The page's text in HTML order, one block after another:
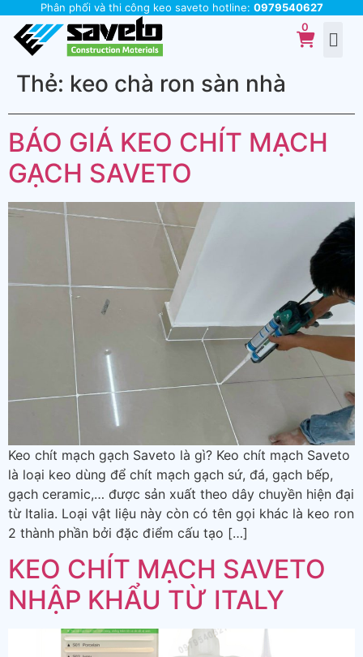
Phân phối và thi công keo saveto hotline: 0979540627
Thẻ: keo chà ron sàn nhà
BÁO GIÁ KEO CHÍT MẠCH
GẠCH SAVETO
Keo chít mạch gạch Saveto là gì? Keo chít mạch Saveto
là loại keo dùng để chít mạch gạch sứ, đá, gạch bếp,
gạch ceramic,… được sản xuất theo dây chuyền hiện đại
từ Italia. Loại vật liệu này còn có tên gọi khác là keo ron
2 thành phần bởi đặc điểm cấu tạo […]
KEO CHÍT MẠCH SAVETO
NHẬP KHẨU TỪ ITALY